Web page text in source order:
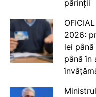
părinții
2026:
lei
până în